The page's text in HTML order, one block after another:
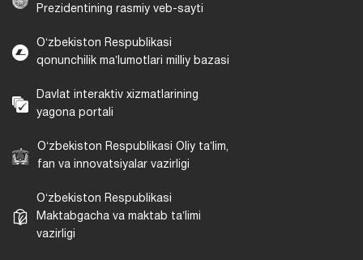
Prezidentining rasmiy veb-sayti
Oʻzbekiston Respublikasi
qonunchilik maʼlumotlari milliy bazasi
Davlat interaktiv xizmatlarining
yagona portali
Oʻzbekiston Respublikasi Oliy taʼlim,
fan va innovatsiyalar vazirligi
Oʻzbekiston Respublikasi
Maktabgacha va maktab taʼlimi
vazirligi